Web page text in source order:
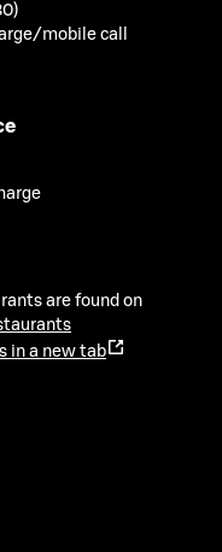
mobile call
are found on
in a new tab